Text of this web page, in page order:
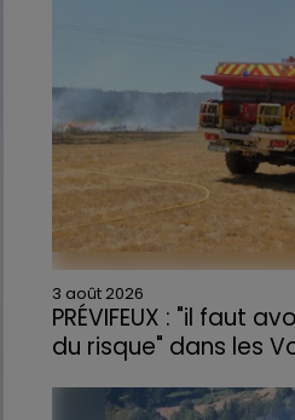
3 août 2026
PRÉVIFEUX : "il faut
du risque" dans les